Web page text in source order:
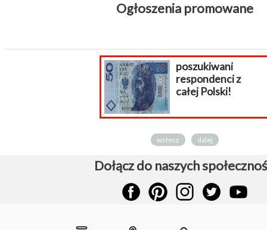
Ogłoszenia promowane
poszukiwani
respondenci z
całej Polski!
wstecz dalej
Dołącz do naszych